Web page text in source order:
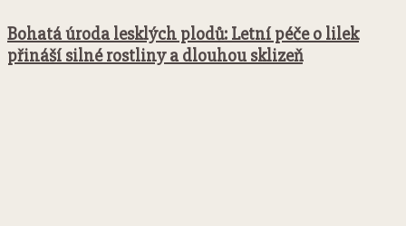
Bohatá úroda lesklých plodů: Letní péče o lilek
přináší silné rostliny a dlouhou sklizeň